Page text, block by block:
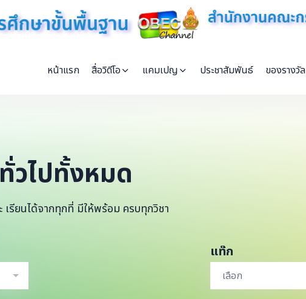
หน้าแรก สื่อวิดีโอ แคมเปญ ประชาสัมพันธ์ ของรางวัล
วไปทั้งหมด
เรียนได้จากทุกที่ มีให้พร้อม ครบทุกวิชา
แท๊ก
เลือก